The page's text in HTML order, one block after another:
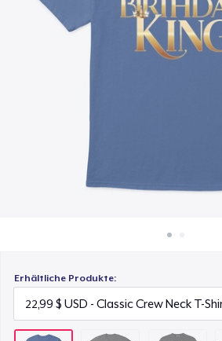
Überall verkaufen
Erhältliche Produkte:
24,99 $
24,99 $